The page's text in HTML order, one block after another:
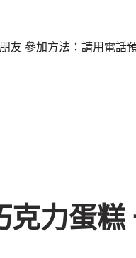
參加方法：請用電話
克力蛋